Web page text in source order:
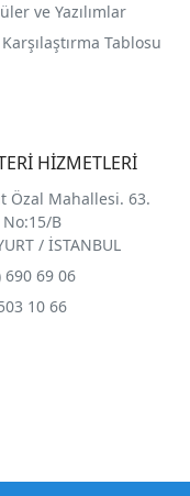
ve Yazılımlar
Karşılaştırma Tablosu
HİZMETLERİ
Özal Mahallesi. 63.
No:15/B
/ İSTANBUL
690 69 06
10 66